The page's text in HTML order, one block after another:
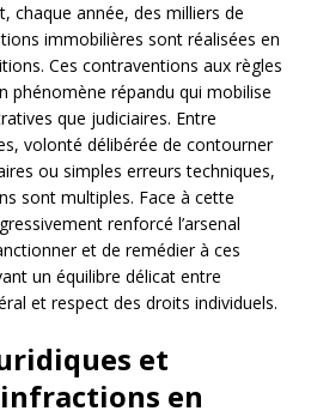
chaque année, des milliers de
immobilières sont réalisées en
Ces contraventions aux règles
phénomène répandu qui mobilise
que judiciaires. Entre
volonté délibérée de contourner
ou simples erreurs techniques,
sont multiples. Face à cette
renforcé l’arsenal
et de remédier à ces
un équilibre délicat entre
et respect des droits individuels.
et
en